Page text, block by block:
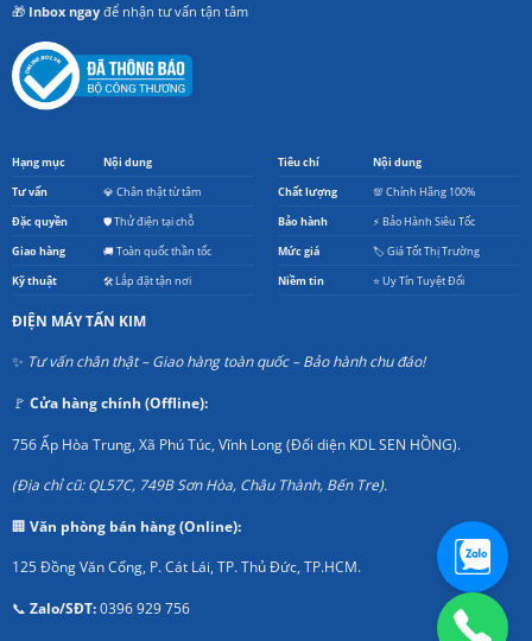
🎁 Inbox ngayđể nhận tư vấn tận tâm
Hạng mục Nội dung
Tư vấn 💎 Chân thật từ tâm
Đặc quyền 🛡️ Thử điện tại chỗ
Giao hàng 🚚 Toàn quốc thần tốc
Kỹ thuật 🛠️ Lắp đặt tận nơi
Tiêu chí Nội dung
Chất lượng 💯 Chính Hãng 100%
Bảo hành ⚡ Bảo Hành Siêu Tốc
Mức giá 🏷️ Giá Tốt Thị Trường
Niềm tin ⭐ Uy Tín Tuyệt Đối
ĐIỆN MÁY TẤN KIM
✨ Tư vấn chân thật – Giao hàng toàn quốc – Bảo hành chu đáo!
🚩 Cửa hàng chính (Offline):
756 Ấp Hòa Trung, Xã Phú Túc, Vĩnh Long (Đối diện KDL SEN HỒNG).
(Địa chỉ cũ: QL57C, 749B Sơn Hòa, Châu Thành, Bến Tre).
🏢 Văn phòng bán hàng (Online):
125 Đồng Văn Cống, P. Cát Lái, TP. Thủ Đức, TP.HCM.
📞 Zalo/SĐT:0396 929 756